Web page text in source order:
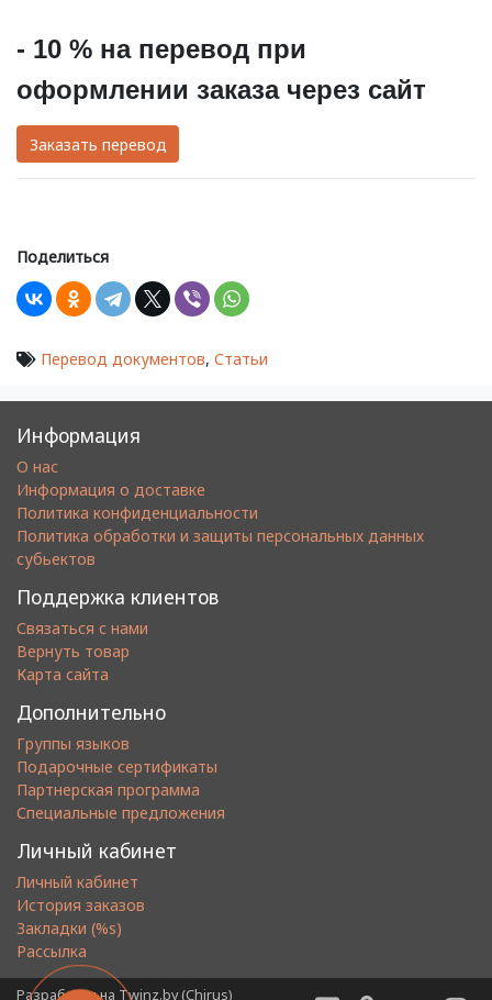
- 10 % на перевод при
оформлении заказа через сайт
Заказать перевод
Поделиться
Перевод документов, Статьи
Информация
О нас
Информация о доставке
Политика конфиденциальности
Политика обработки и защиты персональных данных
субьектов
Поддержка клиентов
Связаться с нами
Вернуть товар
Карта сайта
Дополнительно
Группы языков
Подарочные сертификаты
Партнерская программа
Специальные предложения
Личный кабинет
Личный кабинет
История заказов
Закладки (%s)
Рассылка
Разработан на Twinz.by (Chirus)